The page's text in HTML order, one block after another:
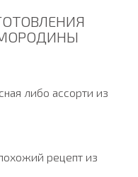
либо ассорти из
рецепт из